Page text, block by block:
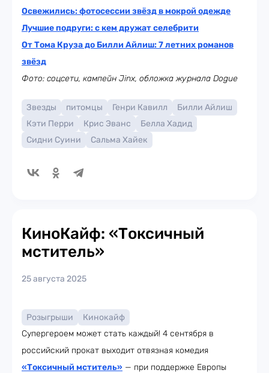
Освежились: фотосессии звёзд в мокрой одежде
Лучшие подруги: с кем дружат селебрити
От Тома Круза до Билли Айлиш: 7 летних романов
звёзд
Фото: соцсети, кампейн Jinx, обложка журнала Dogue
Звезды питомцы Генри Кавилл
Билли Айлиш
Кэти Перри
Крис Эванс
Белла Хадид
Сидни Суини
Сальма Хайек
КиноКайф: «Токсичный
мститель»
25 августа 2025
Розыгрыши
Кинокайф
Супергероем может стать каждый! 4 сентября в
российский прокат выходит отвязная комедия
«Токсичный мститель» — при поддержке Европы